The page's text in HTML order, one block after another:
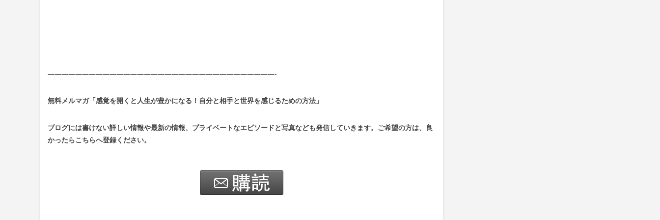
—————————————————————————————————-
無料メルマガ「感覚を開くと人生が豊かになる！自分と相手と世界を感じるための方法」
ブログには書けない詳しい情報や最新の情報、プライベートなエピソードと写真なども発信していきます。ご希望の方は、良
かったらこちらへ登録ください。